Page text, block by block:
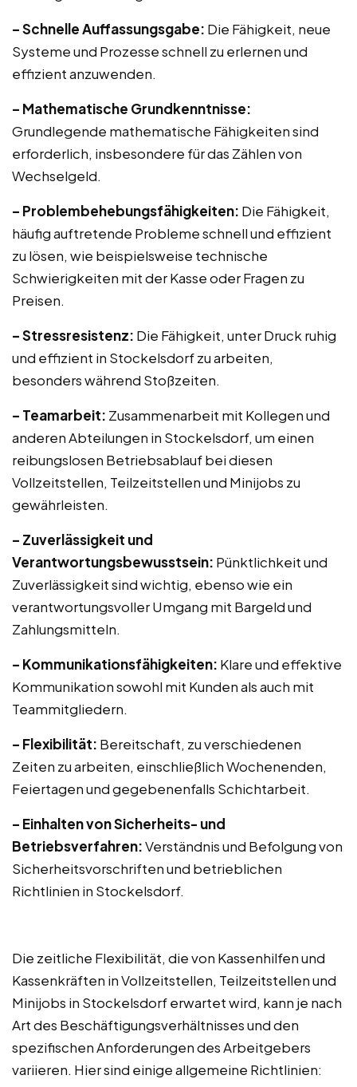
– Schnelle Auffassungsgabe: Die Fähigkeit, neue
Systeme und Prozesse schnell zu erlernen und
effizient anzuwenden.
– Mathematische Grundkenntnisse:
Grundlegende mathematische Fähigkeiten sind
erforderlich, insbesondere für das Zählen von
Wechselgeld.
– Problembehebungsfähigkeiten: Die Fähigkeit,
häufig auftretende Probleme schnell und effizient
zu lösen, wie beispielsweise technische
Schwierigkeiten mit der Kasse oder Fragen zu
Preisen.
– Stressresistenz: Die Fähigkeit, unter Druck ruhig
und effizient in Stockelsdorf zu arbeiten,
besonders während Stoßzeiten.
– Teamarbeit: Zusammenarbeit mit Kollegen und
anderen Abteilungen in Stockelsdorf, um einen
reibungslosen Betriebsablauf bei diesen
Vollzeitstellen, Teilzeitstellen und Minijobs zu
gewährleisten.
– Zuverlässigkeit und
Verantwortungsbewusstsein: Pünktlichkeit und
Zuverlässigkeit sind wichtig, ebenso wie ein
verantwortungsvoller Umgang mit Bargeld und
Zahlungsmitteln.
– Kommunikationsfähigkeiten: Klare und effektive
Kommunikation sowohl mit Kunden als auch mit
Teammitgliedern.
– Flexibilität: Bereitschaft, zu verschiedenen
Zeiten zu arbeiten, einschließlich Wochenenden,
Feiertagen und gegebenenfalls Schichtarbeit.
– Einhalten von Sicherheits- und
Betriebsverfahren:Verständnis und Befolgung von
Sicherheitsvorschriften und betrieblichen
Richtlinien in Stockelsdorf.
Die zeitliche Flexibilität, die von Kassenhilfen und
Kassenkräften in Vollzeitstellen, Teilzeitstellen und
Minijobs in Stockelsdorf erwartet wird, kann je nach
Art des Beschäftigungsverhältnisses und den
spezifischen Anforderungen des Arbeitgebers
variieren. Hier sind einige allgemeine Richtlinien: